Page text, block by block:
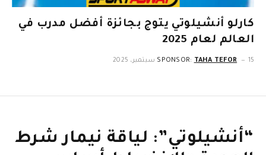
كارلو أنشيلوتي يتوج بجائزة أفضل مدرب في
العالم لعام 2025
SPONSOR: TAHA TEFOR 15 سبتمبر، 2025
“أنشيلوتي”: لياقة نيمار شرط